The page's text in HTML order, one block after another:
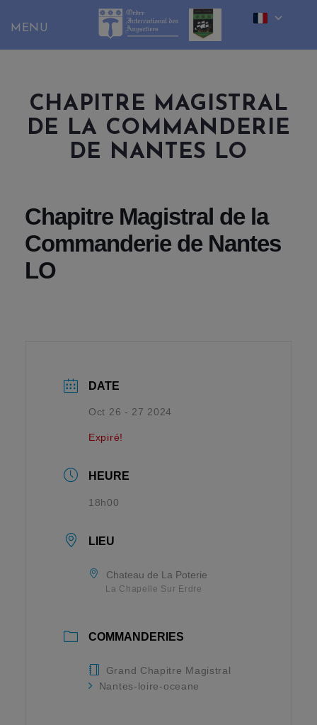
content
CHAPITRE MAGISTRAL
DE LA COMMANDERIE
DE NANTES LO
Chapitre Magistral de la
Commanderie de Nantes
LO
DATE
Oct 26 - 27 2024
Expiré!
HEURE
18h00
LIEU
Chateau de La Poterie
La Chapelle Sur Erdre
COMMANDERIES
Grand Chapitre Magistral
Nantes-loire-oceane